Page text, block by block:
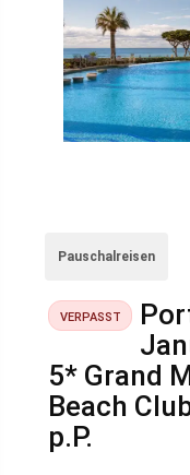
Pauschalreisen
VERPASST
5* Grand
Beach
p.P.